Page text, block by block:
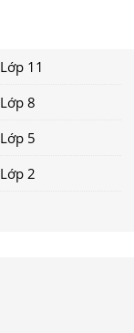
Lớp 11
Lớp 8
Lớp 5
Lớp 2